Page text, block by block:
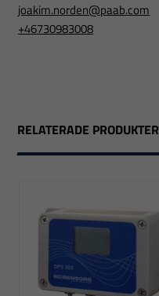
joakim.norden@paab.com
+46730983008
RELATERADE PRODUKTER